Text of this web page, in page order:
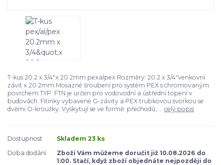
T-kus 20.2 x 3/4"x 20.2mm pexalpex Rozměry: 20.2 x 3/4"venkovní
závit x 20.2mm.Mosazné šroubení pro systém PEX s chromovaným
povrchem TYP: FTN je určen pro vodovodní a ústřední topení v
budovách. Fitinky vybavené G-závity a PEX trubkovou svorkou se
dvěmi O-kroužky. Vyskytují se ve formě: přechodů, ... celý popis
Dostupnost
Skladem 23 ks
Doba dodání
Zboží Vám můžeme doručit již 10.08.2026 do
1:00. Stačí, když zboží objednáte nejpozději do